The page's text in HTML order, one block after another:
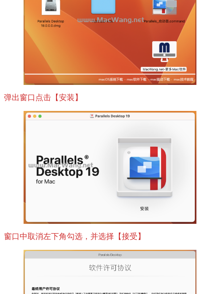
弹出窗口点击【安装】
窗口中取消左下角勾选，并选择【接受】